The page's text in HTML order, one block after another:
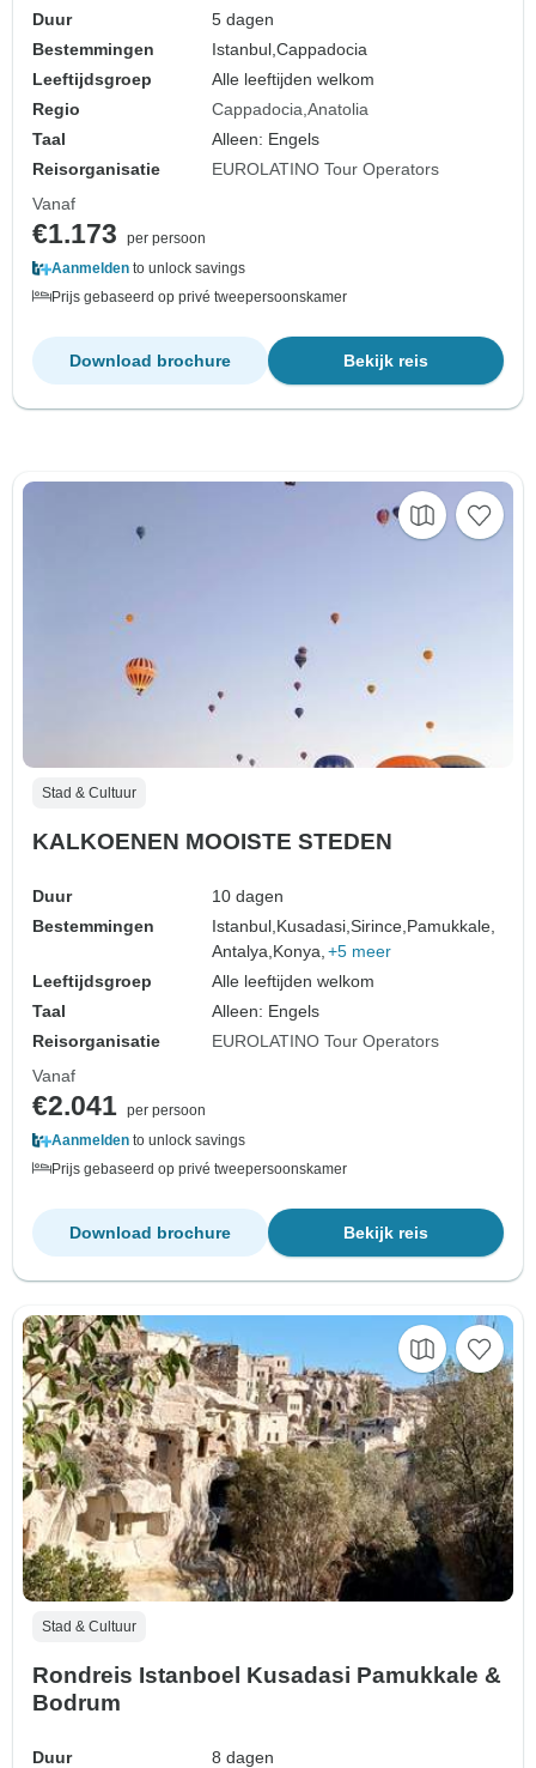
Duur
5 dagen
Bestemmingen
Istanbul,Cappadocia
Leeftijdsgroep
Alle leeftijden welkom
Regio
Cappadocia Anatolia
Taal
Alleen: Engels
Reisorganisatie
EUROLATINO Tour Operators
Vanaf
€1.173
per persoon
Aanmelden to unlock savings
Prijs gebaseerd op privé tweepersoonskamer
Bekijk reis
Download brochure
Stad & Cultuur
KALKOENEN MOOISTE STEDEN
Duur
10 dagen
Bestemmingen
Istanbul, Kusadasi,Sirince, Pamukkale,
Antalya, Konya, +5 meer
Leeftijdsgroep
Alle leeftijden welkom
Taal
Alleen: Engels
Reisorganisatie
EUROLATINO Tour Operators
Vanaf
€2.041 per persoon
Aanmelden to unlock savings
Prijs gebaseerd op privé tweepersoonskamer
Bekijk reis
Download brochure
Stad & Cultuur
Rondreis Istanboel Kusadasi Pamukkale &
Bodrum
Duur
8 dagen